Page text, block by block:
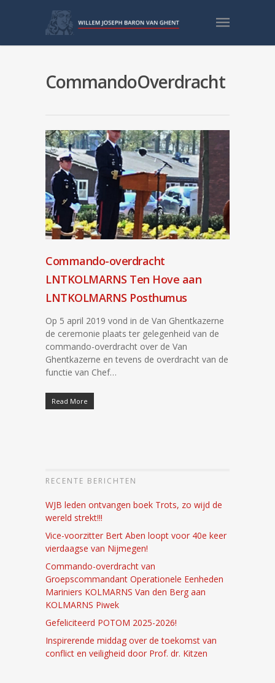
CommandoOverdracht
Commando-overdracht
LNTKOLMARNS Ten Hove aan
LNTKOLMARNS Posthumus
Op 5 april 2019 vond in de Van Ghentkazerne
de ceremonie plaats ter gelegenheid van de
commando-overdracht over de Van
Ghentkazerne en tevens de overdracht van de
functie van Chef…
Read More
RECENTE BERICHTEN
WJB leden ontvangen boek Trots, zo wijd de
wereld strekt!!!
Vice-voorzitter Bert Aben loopt voor 40e keer
vierdaagse van Nijmegen!
Commando-overdracht van
Groepscommandant Operationele Eenheden
Mariniers KOLMARNS Van den Berg aan
KOLMARNS Piwek
Gefeliciteerd POTOM 2025-2026!
Inspirerende middag over de toekomst van
conflict en veiligheid door Prof. dr. Kitzen